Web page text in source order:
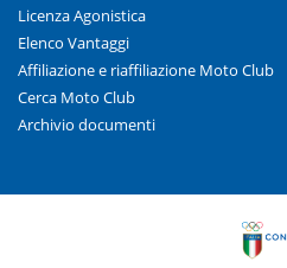
Licenza Agonistica
Elenco Vantaggi
Affiliazione e riaffiliazione Moto Club
Cerca Moto Club
Archivio documenti